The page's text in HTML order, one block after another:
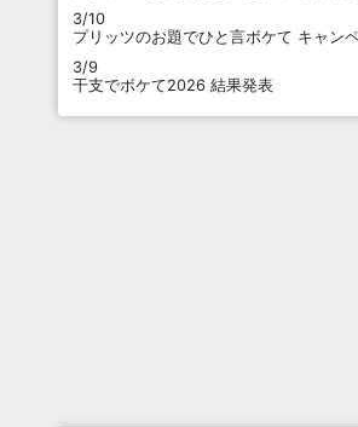
3/10
プリッツのお題でひと言ボケて キャン
3/9
干支でボケて2026 結果発表